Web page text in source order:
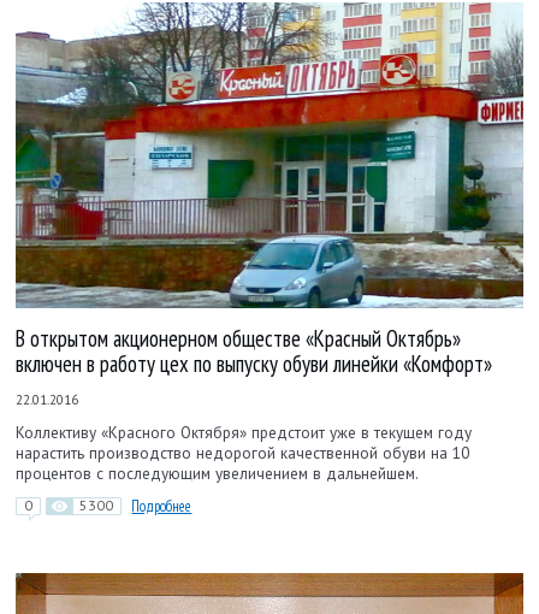
В открытом акционерном обществе «Красный Октябрь»
включен в работу цех по выпуску обуви линейки «Комфорт»
22.01.2016
Коллективу «Красного Октября» предстоит уже в текущем году
нарастить производство недорогой качественной обуви на 10
процентов с последующим увеличением в дальнейшем.
0 5300 Подробнее